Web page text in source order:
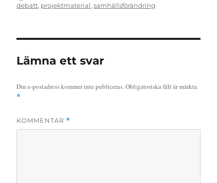
den
debatt, projektmaterial,samhällsförändring
Lämna ett svar
Din e-postadress kommer inte publiceras. Obligatoriska fält är märkta
*
KOMMENTAR *